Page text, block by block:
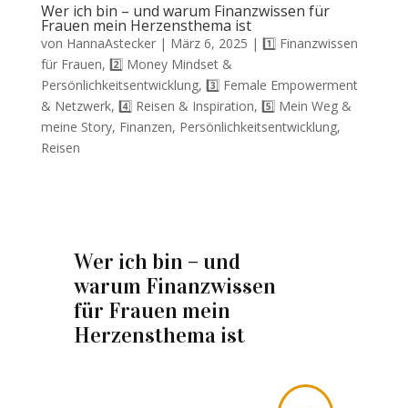
Wer ich bin – und warum Finanzwissen für
Frauen mein Herzensthema ist
von HannaAstecker| März 6, 2025 | 1️⃣ Finanzwissen
für Frauen, 2️⃣ Money Mindset &
Persönlichkeitsentwicklung, 3️⃣ Female Empowerment
& Netzwerk, 4️⃣ Reisen & Inspiration, 5️⃣ Mein Weg &
meine Story, Finanzen, Persönlichkeitsentwicklung,
Reisen
Wer ich bin – und
warum Finanzwissen
für Frauen mein
Herzensthema ist